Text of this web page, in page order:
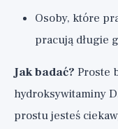
Osoby, które
pracują długie
Jak badać? Proste
hydroksywitaminy
prostu jesteś